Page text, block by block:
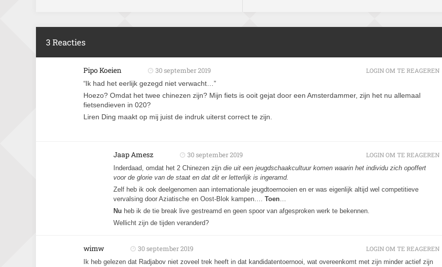
3 Reacties
Pipo Koeien 30 september 2019
“Ik had het eerlijk gezegd niet verwacht…”
Hoezo? Omdat het twee chinezen zijn? Mijn fiets is ooit gejat door een Amsterdammer, zijn het nu allemaal
fietsendieven in 020?
Liren Ding maakt op mij juist de indruk uiterst correct te zijn.
LOGIN OM TE REAGEREN
Jaap Amesz 30 september 2019
Inderdaad, omdat het 2 Chinezen zijn die uit een jeugdschaakcultuur komen waarin het individu zich opoffert
voor de glorie van de staat en dat dit er letterlijk is ingeramd.
Zelf heb ik ook deelgenomen aan internationale jeugdtoernooien en er was eigenlijk altijd wel competitieve
vervalsing door Aziatische en Oost-Blok kampen…. Toen…
Nu heb ik de tie break live gestreamd en geen spoor van afgesproken werk te bekennen.
Wellicht zijn de tijden veranderd?
LOGIN OM TE REAGEREN
wimw 30 september 2019
Ik heb gelezen dat Radjabov niet zoveel trek heeft in dat kandidatentoernooi, wat overeenkomt met zijn minder actief zijn
LOGIN OM TE REAGEREN